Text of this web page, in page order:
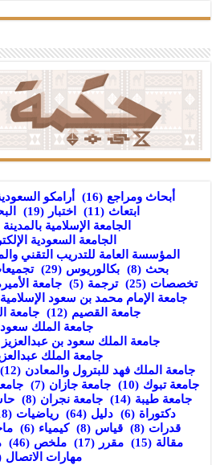
أبحاث ومراجع (16) أرامكو
ابتعاث (11) اختبار (19)
الجامعة الإسلامية
الجامعة السعودية
المؤسسة العامة للتدريب التقني
بحث (8) بكالوريوس (29)
تخصصات (25) ترجمة (5) جامعة
جامعة الإمام محمد بن سعود الإسلامية
جامعة القصيم (12) جامعة
جامعة الملك سعود
جامعة الملك سعود بن
جامعة الملك
جامعة الملك فهد للبترول والمعادن (12)
جامعة تبوك (10) جامعة جازان (7)
جامعة طيبة (14) جامعة نجران (8)
دكتوراة (6) دليل (64) رياضيات (18)
قدرات (8) قياس (8) كيمياء (6)
مقالة (15) مقرر (17) ملخص (46)
مهارات الاتصال